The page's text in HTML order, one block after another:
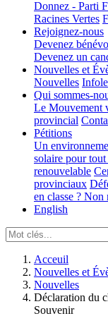
Donnez - Parti
Racines Vertes
Rejoignez-nous
Devenez
Devenez un
Nouvelles et
Nouvelles
Qui sommes-
Le Mouvement
provincial
Pétitions
Un
solaire pour
renouvelable
provinciaux
en classe ? Non
English
Acceuil
Nouvelles et
Nouvelles
Déclaration du
Souvenir